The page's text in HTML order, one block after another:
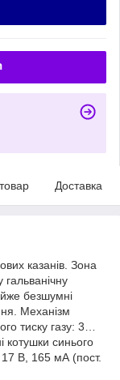
Доставка
казанів. Зона
безшумні
Механізм
тиску газу: 3…
синього
В, 165 мА (пост.